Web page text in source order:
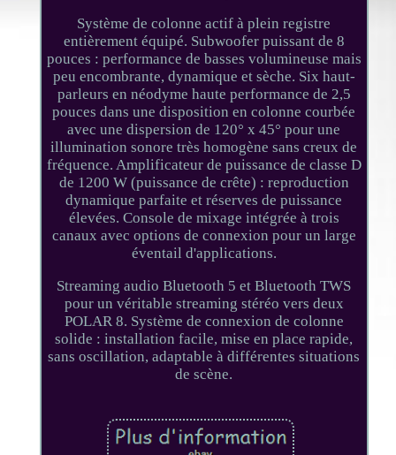
Système de colonne actif à plein registre
entièrement équipé. Subwoofer puissant de 8
pouces : performance de basses volumineuse mais
peu encombrante, dynamique et sèche. Six haut-
parleurs en néodyme haute performance de 2,5
pouces dans une disposition en colonne courbée
avec une dispersion de 120° x 45° pour une
illumination sonore très homogène sans creux de
fréquence. Amplificateur de puissance de classe D
de 1200 W (puissance de crête) : reproduction
dynamique parfaite et réserves de puissance
élevées. Console de mixage intégrée à trois
canaux avec options de connexion pour un large
éventail d'applications.
Streaming audio Bluetooth 5 et Bluetooth TWS
pour un véritable streaming stéréo vers deux
POLAR 8. Système de connexion de colonne
solide : installation facile, mise en place rapide,
sans oscillation, adaptable à différentes situations
de scène.